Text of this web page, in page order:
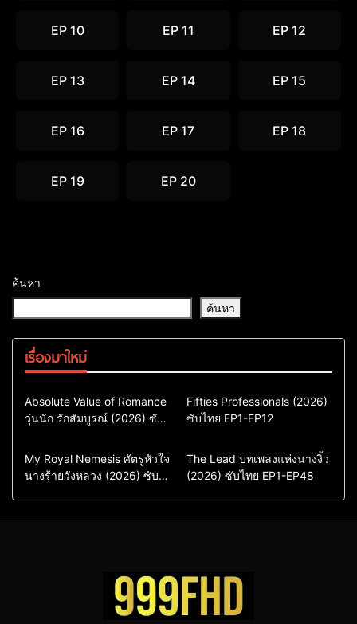
EP 10 EP 11 EP 12
EP 13 EP 14 EP 15
EP 16 EP 17 EP 18
EP 19 EP 20
ค้นหา
ค้นหา
เรื่องมาใหม่
Comedy
Drama
ซีรี่ย์เกาหลี
ซีรี่ย์เกาหลีพากย์ไทย
Absolute Value of Romance
วุ่นนัก รักสัมบูรณ์ (2026) ซับ
Action & Adventure
Comedy
Drama
ซีรี่ย์เกาหลีซับไทย
Fifties Professionals (2026)
ซับไทย EP1-EP12
Comedy
Drama
Sci-Fi & Fantasy
My Royal Nemesis ศัตรูหัวใจ
นางร้ายวังหลวง (2026) ซับ
Drama
ซีรี่ย์จีน
ซีรี่ย์จีนซับไทย
The Lead บทเพลงแห่งนางงิ้ว
(2026) ซับไทย EP1-EP48